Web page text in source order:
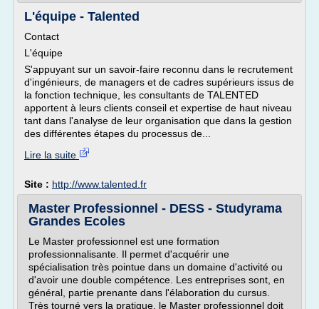
L'équipe - Talented
Contact
L'équipe
S'appuyant sur un savoir-faire reconnu dans le recrutement
d'ingénieurs, de managers et de cadres supérieurs issus de
la fonction technique, les consultants de TALENTED
apportent à leurs clients conseil et expertise de haut niveau
tant dans l'analyse de leur organisation que dans la gestion
des différentes étapes du processus de...
Lire la suite
Site : http://www.talented.fr
Master Professionnel - DESS - Studyrama
Grandes Ecoles
Le Master professionnel est une formation
professionnalisante. Il permet d'acquérir une
spécialisation très pointue dans un domaine d'activité ou
d'avoir une double compétence. Les entreprises sont, en
général, partie prenante dans l'élaboration du cursus.
Très tourné vers la pratique, le Master professionnel doit